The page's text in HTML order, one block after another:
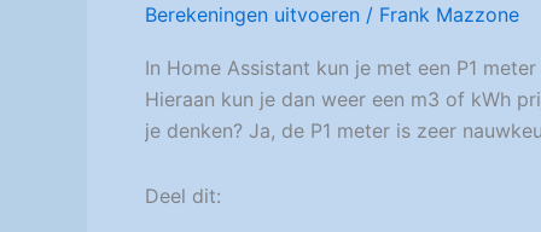
Berekeningen uitvoeren / Frank Mazzone
In Home Assistant kun je met een P1
Hieraan kun je dan weer een m3 of kWh
je denken? Ja, de P1 meter is zeer
Deel dit: